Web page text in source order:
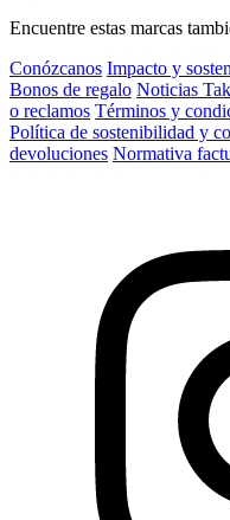
Encuentre estas marcas
Conózcanos Impacto y
Bonos de regalo Noticias
o reclamos Términos y
Política de sostenibilidad y
devoluciones Normativa